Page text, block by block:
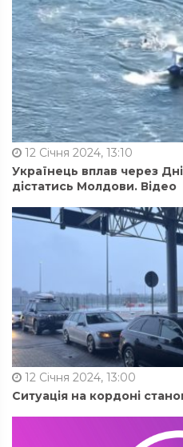
12 Січня 2024, 13:10
Українець вплав через
дістатись Молдови. Відео
12 Січня 2024, 13:00
Ситуація на кордоні